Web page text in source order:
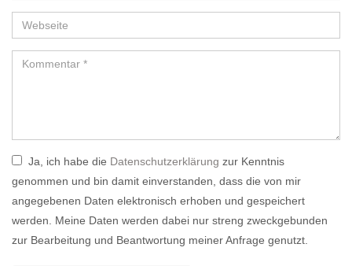
Ja, ich habe die Datenschutzerklärung zur Kenntnis
genommen und bin damit einverstanden, dass die von mir
angegebenen Daten elektronisch erhoben und gespeichert
werden. Meine Daten werden dabei nur streng zweckgebunden
zur Bearbeitung und Beantwortung meiner Anfrage genutzt.